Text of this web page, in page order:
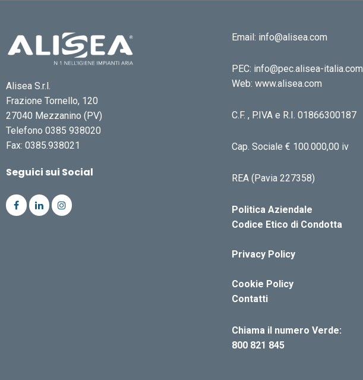
Alisea S.r.l.
Frazione Tornello, 120
27040 Mezzanino (PV)
Telefono 0385 938020
Fax: 0385.938021
Seguici sui Social
Email: info@alisea.com
PEC: info@pec.alisea-italia.com
Web: www.alisea.com
C.F. , P.IVA e R.I. 01866300187
Cap. Sociale € 100.000,00 iv
REA (Pavia 227358)
Politica Aziendale
Codice Etico di Condotta
Privacy Policy
Cookie Policy
Contatti
Chiama il numero Verde:
800 821 845